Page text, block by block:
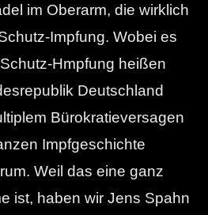
im Oberarm, die wirklich
Impfung. Wobei es
Hmpfung heißen
Deutschland
Bürokratieversagen
Impfgeschichte
Weil das eine ganz
ist, haben wir Jens Spahn